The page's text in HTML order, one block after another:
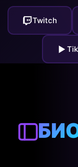
Twitch